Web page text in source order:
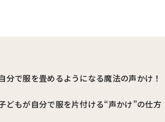
分で服を畳めるようになる魔法の声かけ！
どもが自分で服を片付ける“声かけ”の仕方